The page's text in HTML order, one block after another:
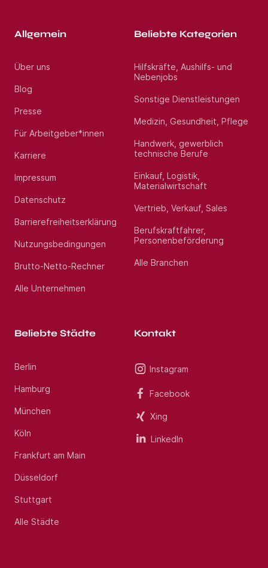
Allgemein
Über uns
Blog
Presse
Für Arbeitgeber*innen
Karriere
Impressum
Datenschutz
Barrierefreiheitserklärung
Nutzungsbedingungen
Brutto-Netto-Rechner
Alle Unternehmen
Beliebte Kategorien
Hilfskräfte, Aushilfs- und
Nebenjobs
Sonstige Dienstleistungen
Medizin, Gesundheit, Pflege
Handwerk, gewerblich
technische Berufe
Einkauf, Logistik,
Materialwirtschaft
Vertrieb, Verkauf, Sales
Berufskraftfahrer,
Personenbeförderung
Alle Branchen
Beliebte Städte
Berlin
Hamburg
München
Köln
Frankfurt am Main
Düsseldorf
Stuttgart
Alle Städte
Kontakt
Instagram
Facebook
Xing
LinkedIn